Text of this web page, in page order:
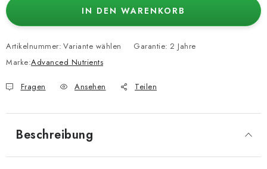
IN DEN WARENKORB
Artikelnummer: Variante wählen
Marke:Advanced Nutrients
Garantie: 2 Jahre
Fragen Ansehen Teilen
Beschreibung